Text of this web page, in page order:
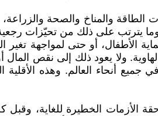
والمناخ والصحة
على ذلك من تحيّزات رجعية،
الأطفال، أو حتى لمواجهة تغير
ولا يعود ذلك إلى نقص المال
أنحاء العالم. وهذه الأقلية
الأزمات الخطيرة للغاية،